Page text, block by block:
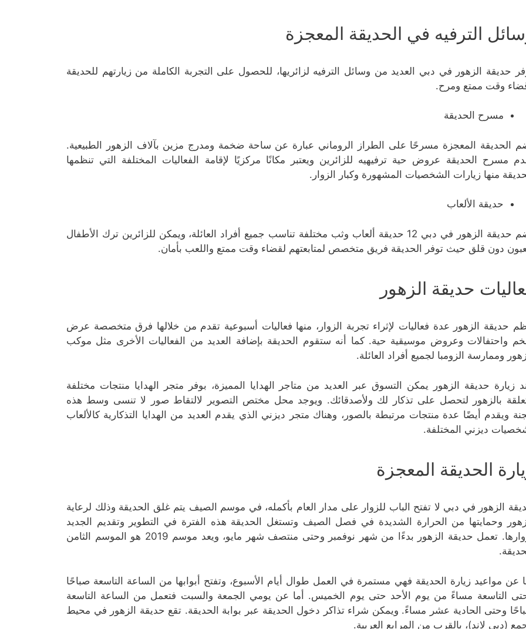
الترفيه في الحديقة المعجزة
حديقة الزهور في دبي العديد من وسائل الترفيه لزائريها، للحصول على التجربة الكاملة من زيارتهم للحديقة
وقت ممتع ومرح.
مسرح الحديقة
الحديقة المعجزة مسرحًا على الطراز الروماني عبارة عن ساحة ضخمة ومدرج مزين بآلاف الزهور الطبيعية.
مسرح الحديقة عروض حية ترفيهيه للزائرين ويعتبر مكانًا مركزيًا لإقامة الفعاليات المختلفة التي تنظمها
منها زيارات الشخصيات المشهورة وكبار الزوار.
حديقة الألعاب
تضم حديقة الزهور في دبي 12 حديقة ألعاب وثب مختلفة تناسب جميع أفراد العائلة، ويمكن للزائرين ترك الأطفال
دون قلق حيث توفر الحديقة فريق متخصص لمتابعتهم لقضاء وقت ممتع واللعب بأمان.
حديقة الزهور
حديقة الزهور عدة فعاليات لإثراء تجربة الزوار، منها فعاليات أسبوعية تقدم من خلالها فرق متخصصة عرض
واحتفالات وعروض موسيقية حية. كما أنه ستقوم الحديقة بإضافة العديد من الفعاليات الأخرى مثل موكب
وممارسة الزومبا لجميع أفراد العائلة.
زيارة حديقة الزهور يمكن التسوق عبر العديد من متاجر الهدايا المميزة، بوفر متجر الهدايا منتجات مختلفة
بالزهور لتحصل على تذكار لك ولأصدقائك. ويوجد محل مختص التصوير لالتقاط صور لا تنسى وسط هذه
ويقدم أيضًا عدة منتجات مرتبطة بالصور، وهناك متجر ديزني الذي يقدم العديد من الهدايا التذكارية كالألعاب
ديزني المختلفة.
الحديقة المعجزة
الزهور في دبي لا تفتح الباب للزوار على مدار العام بأكمله، في موسم الصيف يتم غلق الحديقة وذلك لرعاية
وحمايتها من الحرارة الشديدة في فصل الصيف وتستغل الحديقة هذه الفترة في التطوير وتقديم الجديد
لزوارها. تعمل حديقة الزهور بدءًا من شهر نوفمبر وحتى منتصف شهر مايو، ويعد موسم 2019 هو الموسم الثامن
عن مواعيد زيارة الحديقة فهي مستمرة في العمل طوال أيام الأسبوع، وتفتح أبوابها من الساعة التاسعة صباحًا
التاسعة مساءً من يوم الأحد حتى يوم الخميس. أما عن يومي الجمعة والسبت فتعمل من الساعة التاسعة
وحتى الحادية عشر مساءً. ويمكن شراء تذاكر دخول الحديقة عبر بوابة الحديقة. تقع حديقة الزهور في محيط
(دبي لاند)، بالقرب من المرابع العربية.